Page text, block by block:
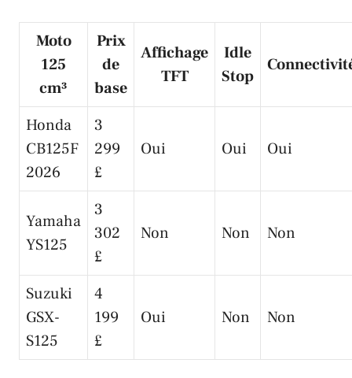
Moto
125
cm³
Prix
de
base
Affichage
TFT
Idle
Stop
Honda
CB125F
2026
3
299
£
Oui Oui Oui
Yamaha
YS125
3
302
£
Non Non Non
Suzuki
GSX-
S125
4
199
£
Oui Non Non